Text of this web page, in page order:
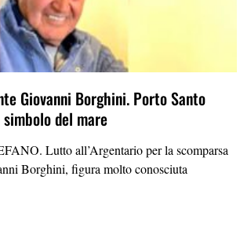
Giovanni Borghini. Porto Santo
del mare
Lutto all’Argentario per la scomparsa
Borghini, figura molto conosciuta